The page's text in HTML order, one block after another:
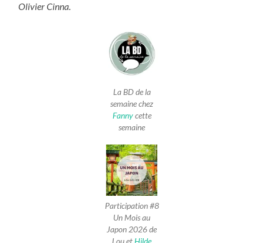
Olivier Cinna.
La BD de la
semaine chez
Fannycette
semaine
Participation #8
Un Mois au
Japon 2026 de